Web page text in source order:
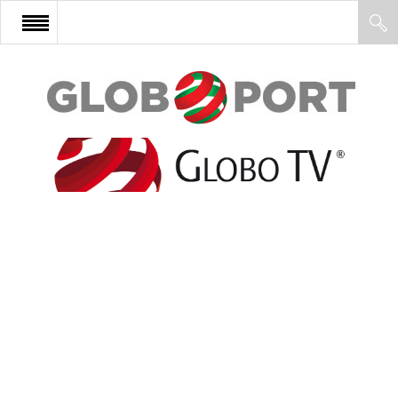
FŐOLDAL
AFRIKA